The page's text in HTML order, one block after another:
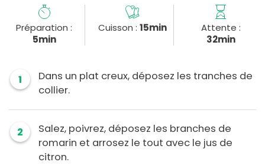
Préparation :
5min
Cuisson : 15min
Attente :
32min
1
Dans un plat creux, déposez les tranches de
collier.
2
Salez, poivrez, déposez les branches de
romarin et arrosez le tout avec le jus de
citron.